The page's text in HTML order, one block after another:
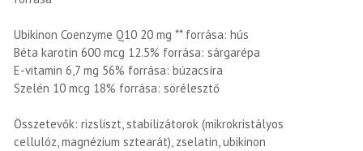
Ubikinon Coenzyme Q10 20 mg ** forrása: hús
Béta karotin 600 mcg 12.5% forrása: sárgarépa
E-vitamin 6,7 mg 56% forrása: búzacsíra
Szelén 10 mcg 18% forrása: sörélesztő
Összetevők: rizsliszt, stabilizátorok (mikrokristályos
cellulóz, magnézium sztearát), zselatin, ubikinon